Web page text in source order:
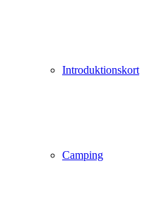
Introduktionskort
Camping